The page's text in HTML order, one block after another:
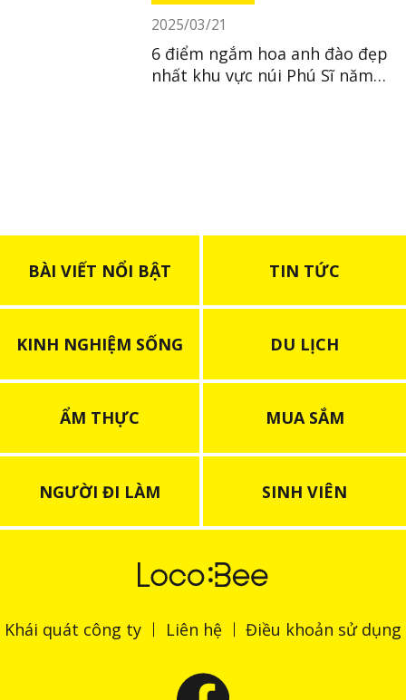
2025/03/21
6 điểm ngắm hoa anh đào đẹp
nhất khu vực núi Phú Sĩ năm
BÀI VIẾT NỔI BẬT TIN TỨC
KINH NGHIỆM SỐNG DU LỊCH
ẨM THỰC MUA SẮM
NGƯỜI ĐI LÀM SINH VIÊN
Khái quát công ty Liên hệ Điều khoản sử dụng